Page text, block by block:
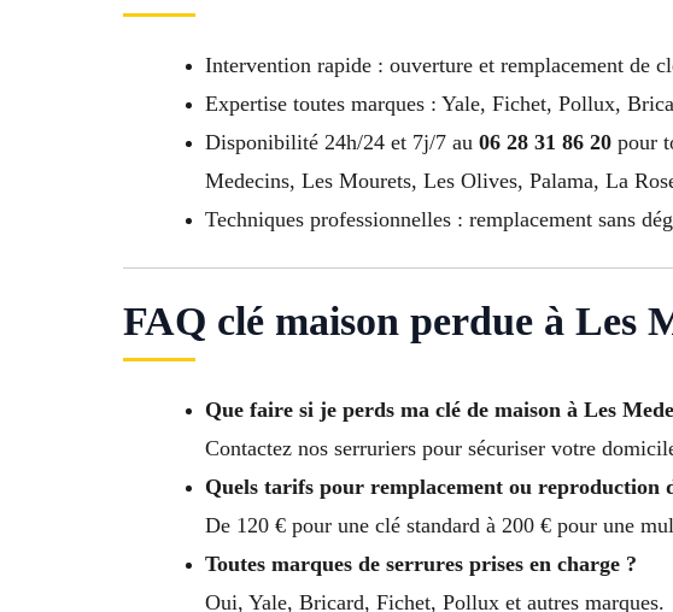
Intervention rapide : ouverture et remplacement de
Expertise toutes marques : Yale, Fichet, Pollux,
Disponibilité 24h/24 et 7j/7 au 06 28 31 86 20 pour
Medecins, Les Mourets, Les Olives, Palama, La
Techniques professionnelles : remplacement sans
FAQ clé maison perdue à Les
Que faire si je perds ma clé de maison à Les
Contactez nos serruriers pour sécuriser votre
Quels tarifs pour remplacement ou reproduction
De 120 € pour une clé standard à 200 € pour une
Toutes marques de serrures prises en charge ?
Oui, Yale, Bricard, Fichet, Pollux et autres marques.